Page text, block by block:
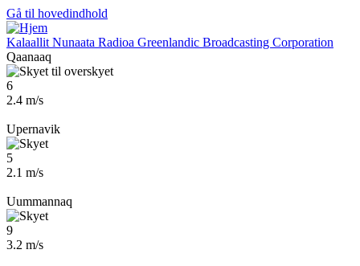
Gå til hovedindhold
Kalaallit Nunaata Radioa Greenlandic Broadcasting Corporation
Qaanaaq
6
2.4 m/s
Upernavik
5
2.1 m/s
Uummannaq
9
3.2 m/s